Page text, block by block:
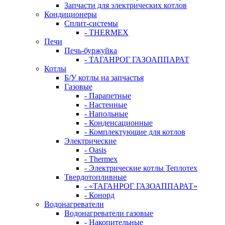
Запчасти для электрических котлов
Кондиционеры
Сплит-системы
- THERMEX
Печи
Печь-буржуйка
- ТАГАНРОГ ГАЗОАППАРАТ
Котлы
Б/У котлы на запчастья
Газовые
- Парапетные
- Настенные
- Напольные
- Конденсационные
- Комплектующие для котлов
Электрические
- Oasis
- Thermex
- Электрические котлы Теплотех
Твердотопливные
- «ТАГАНРОГ ГАЗОАППАРАТ»
- Конорд
Водонагреватели
Водонагреватели газовые
- Накопительные